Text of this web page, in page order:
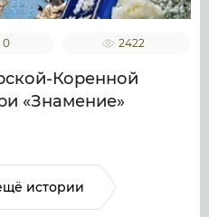
0 2422
Коренной
«Знамение»
истории